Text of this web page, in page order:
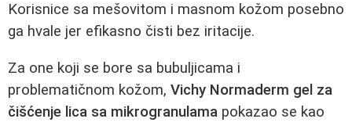
Korisnice sa mešovitom i masnom kožom posebno
ga hvale jer efikasno čisti bez iritacije.
Za one koji se bore sa bubuljicama i
problematičnom kožom, Vichy Normaderm gel za
čišćenje lica sa mikrogranulama pokazao se kao